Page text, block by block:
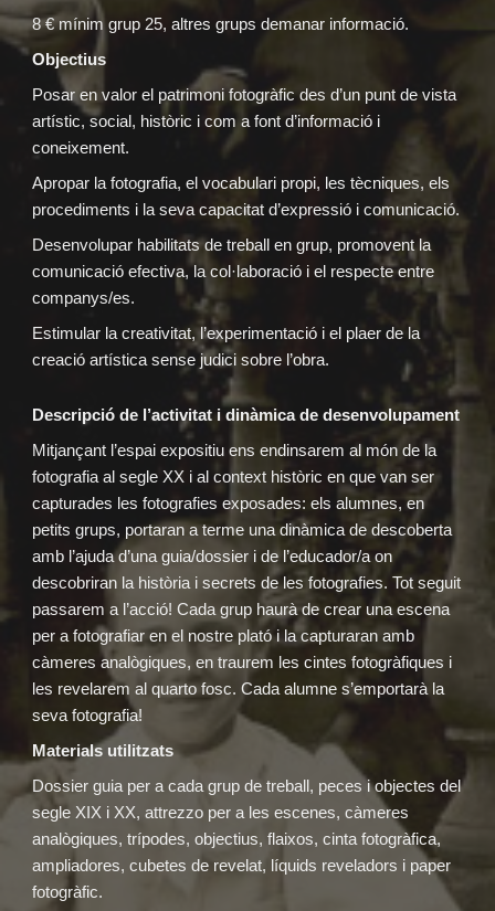
8 € mínim grup 25, altres grups demanar informació.
Objectius
Posar en valor el patrimoni fotogràfic des d’un punt de vista
artístic, social, històric i com a font d’informació i
coneixement.
Apropar la fotografia, el vocabulari propi, les tècniques, els
procediments i la seva capacitat d’expressió i comunicació.
Desenvolupar habilitats de treball en grup, promovent la
comunicació efectiva, la col·laboració i el respecte entre
companys/es.
Estimular la creativitat, l’experimentació i el plaer de la
creació artística sense judici sobre l’obra.
Descripció de l’activitat i dinàmica de desenvolupament
Mitjançant l’espai expositiu ens endinsarem al món de la
fotografia al segle XX i al context històric en que van ser
capturades les fotografies exposades: els alumnes, en
petits grups, portaran a terme una dinàmica de descoberta
amb l’ajuda d’una guia/dossier i de l’educador/a on
descobriran la història i secrets de les fotografies. Tot seguit
passarem a l’acció! Cada grup haurà de crear una escena
per a fotografiar en el nostre plató i la capturaran amb
càmeres analògiques, en traurem les cintes fotogràfiques i
les revelarem al quarto fosc. Cada alumne s’emportarà la
seva fotografia!
Materials utilitzats
Dossier guia per a cada grup de treball, peces i objectes del
segle XIX i XX, attrezzo per a les escenes, càmeres
analògiques, trípodes, objectius, flaixos, cinta fotogràfica,
ampliadores, cubetes de revelat, líquids reveladors i paper
fotogràfic.